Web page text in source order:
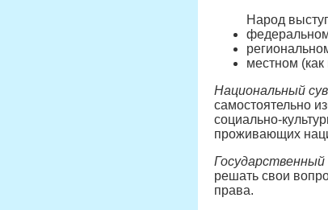
Народ
местном
Национальный
самостоятельно
социально-
проживающих
решать свои
права.